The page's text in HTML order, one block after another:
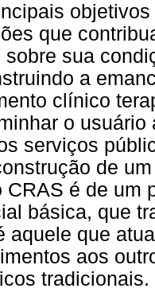
que
sobre sua
a
clínico
o
serviços
de
CRAS é de um
básica, que
aquele que
aos
tradicionais.